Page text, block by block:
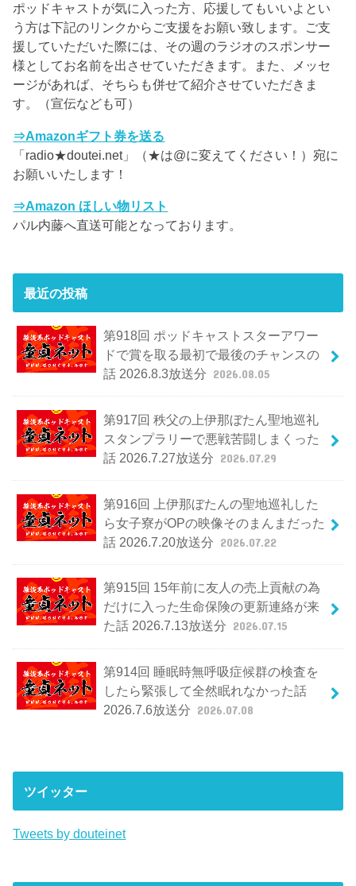
ポッドキャストが気に入った方、応援してもいいよとい
う方は下記のリンクからご支援をお願い致します。ご支
援していただいた際には、その週のラジオのスポンサー
様としてお名前を出させていただきます。また、メッセ
ージがあれば、そちらも併せて紹介させていただきま
す。（宣伝なども可）
⇒Amazonギフト券を送る
「radio★doutei.net」（★は@に変えてください！）宛に
お願いいたします！
⇒Amazon ほしい物リスト
パル内藤へ直送可能となっております。
最近の投稿
第918回 ポッドキャストスターアワー
ドで賞を取る最初で最後のチャンスの
話 2026.8.3放送分 2026.08.05
第917回 秩父の上伊那ぼたん聖地巡礼
スタンプラリーで悪戦苦闘しまくった
話 2026.7.27放送分 2026.07.29
第916回 上伊那ぼたんの聖地巡礼した
ら女子寮がOPの映像そのまんまだった
話 2026.7.20放送分 2026.07.22
第915回 15年前に友人の売上貢献の為
だけに入った生命保険の更新連絡が来
た話 2026.7.13放送分 2026.07.15
第914回 睡眠時無呼吸症候群の検査を
したら緊張して全然眠れなかった話
2026.7.6放送分 2026.07.08
ツイッター
Tweets by douteinet